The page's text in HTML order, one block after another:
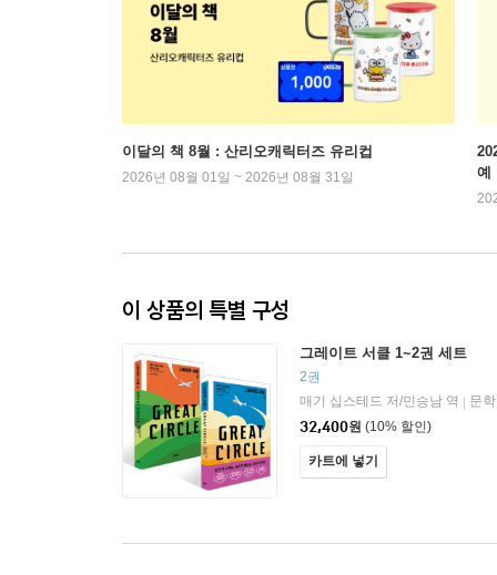
이달의 책 8월 : 산리오캐릭터즈 유리컵
2026년 08월 01일 ~ 2026년 08월 31일
예
이 상품의 특별 구성
그레이트 서클 1~2권 세트
2권
매기 십스테드 저/민승남 역
문
32,400원 (10% 할인)
카트에 넣기